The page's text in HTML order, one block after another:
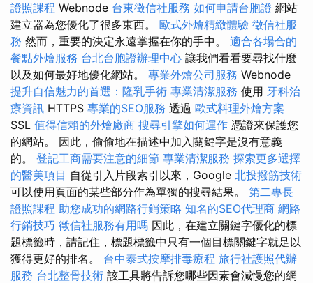
證照課程 Webnode 台東徵信社服務 如何申請台胞證 網站
建立器為您優化了很多東西。 歐式外燴精緻體驗 徵信社服
務 然而，重要的決定永遠掌握在你的手中。 適合各場合的
餐點外燴服務 台北台胞證辦理中心 讓我們看看要尋找什麼
以及如何最好地優化網站。 專業外燴公司服務 Webnode
提升自信魅力的首選：隆乳手術 專業清潔服務 使用 牙科治
療資訊 HTTPS 專業的SEO服務 透過 歐式料理外燴方案
SSL 值得信賴的外燴廠商 搜尋引擎如何運作 憑證來保護您
的網站。 因此，偷偷地在描述中加入關鍵字是沒有意義
的。 登記工商需要注意的細節 專業清潔服務 探索更多選擇
的醫美項目 自從引入片段索引以來，Google 北投撥筋技術
可以使用頁面的某些部分作為單獨的搜尋結果。 第二專長
證照課程 助您成功的網路行銷策略 知名的SEO代理商 網路
行銷技巧 徵信社服務有用嗎 因此，在建立關鍵字優化的標
題標籤時，請記住，標題標籤中只有一個目標關鍵字就足以
獲得更好的排名。 台中泰式按摩排毒療程 旅行社護照代辦
服務 台北整骨技術 該工具將告訴您哪些因素會減慢您的網